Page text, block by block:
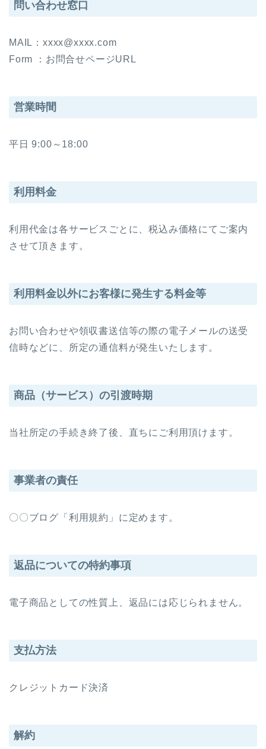
問い合わせ窓口
MAIL：xxxx@xxxx.com
Form ：お問合せページURL
営業時間
平日 9:00～18:00
利用料金
利用代金は各サービスごとに、税込み価格にてご案内
させて頂きます。
利用料金以外にお客様に発生する料金等
お問い合わせや領収書送信等の際の電子メールの送受
信時などに、所定の通信料が発生いたします。
商品（サービス）の引渡時期
当社所定の手続き終了後、直ちにご利用頂けます。
事業者の責任
〇〇ブログ「利用規約」に定めます。
返品についての特約事項
電子商品としての性質上、返品には応じられません。
支払方法
クレジットカード決済
解約